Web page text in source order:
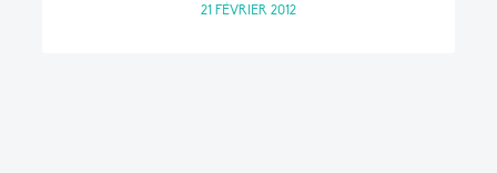
21 FÉVRIER 2012